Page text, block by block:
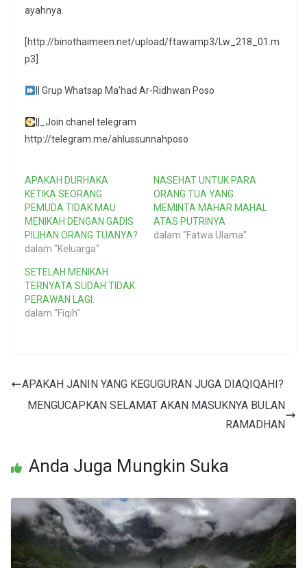
ayahnya.
[http://binothaimeen.net/upload/ftawamp3/Lw_218_01.m
p3]
|| Grup Whatsap Ma’had Ar-Ridhwan Poso
||_Join chanel telegram
http://telegram.me/ahlussunnahposo
APAKAH DURHAKA
KETIKA SEORANG
PEMUDA TIDAK MAU
MENIKAH DENGAN GADIS
PILIHAN ORANG TUANYA?
dalam "Keluarga"
NASEHAT UNTUK PARA
ORANG TUA YANG
MEMINTA MAHAR MAHAL
ATAS PUTRINYA
dalam "Fatwa Ulama"
SETELAH MENIKAH
TERNYATA SUDAH TIDAK
PERAWAN LAGI.
dalam "Fiqih"
APAKAH JANIN YANG KEGUGURAN JUGA DIAQIQAHI?
MENGUCAPKAN SELAMAT AKAN MASUKNYA BULAN
RAMADHAN
Anda Juga Mungkin Suka